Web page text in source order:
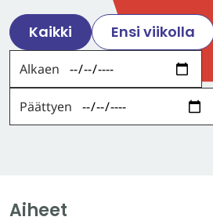
WhatsApissa
Facebookissa
Twitterissä
LinkedInissä
Kaikki Ensi viikolla
Alkaen
Päättyen
Aiheet